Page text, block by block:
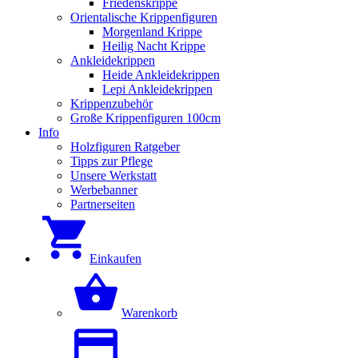
Friedenskrippe
Orientalische Krippenfiguren
Morgenland Krippe
Heilig Nacht Krippe
Ankleidekrippen
Heide Ankleidekrippen
Lepi Ankleidekrippen
Krippenzubehör
Große Krippenfiguren 100cm
Info
Holzfiguren Ratgeber
Tipps zur Pflege
Unsere Werkstatt
Werbebanner
Partnerseiten
Einkaufen
Warenkorb